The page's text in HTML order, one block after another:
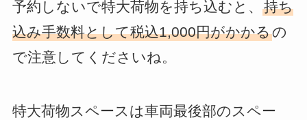
予約しないで特大荷物を持ち込むと、 持ち
込み手数料として税込1,000円がかかるの
で注意してくださいね。
特大荷物スペースは車両最後部のスペー